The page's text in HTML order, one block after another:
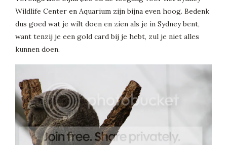
Wildlife Center en Aquarium zijn bijna even hoog. Bedenk
dus goed wat je wilt doen en zien als je in Sydney bent,
want tenzij je een gold card bij je hebt, zul je niet alles
kunnen doen.